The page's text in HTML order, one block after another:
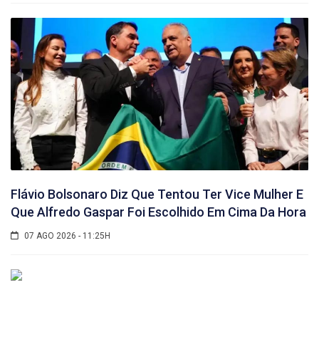
Flávio Bolsonaro Diz Que Tentou Ter Vice Mulher E
Que Alfredo Gaspar Foi Escolhido Em Cima Da Hora
07 AGO 2026 - 11:25H